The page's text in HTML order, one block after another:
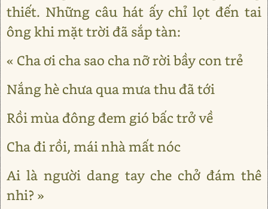
thiết. Những câu hát ấy chỉ lọt đến tai
ông khi mặt trời đã sắp tàn:
« Cha ơi cha sao cha nỡ rời bầy con trẻ
Nắng hè chưa qua mưa thu đã tới
Rồi mùa đông đem gió bấc trở về
Cha đi rồi, mái nhà mất nóc
Ai là người dang tay che chở đám thê
nhi? »